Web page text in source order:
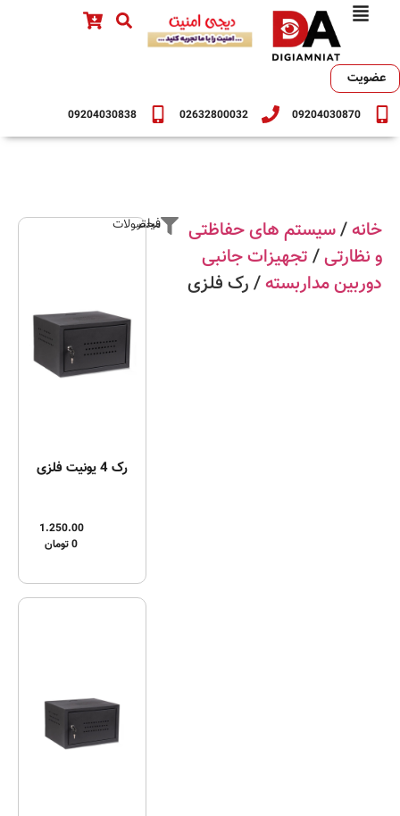
09204030870
02632800032
09204030838
عضویت
خانه/سیستم های حفاظتی
و نظارتی/تجهیزات جانبی
دوربین مداربسته/ رک فلزی
فیلتر محصولات
رک 4 یونیت فلزی
1.250.00
0تومان